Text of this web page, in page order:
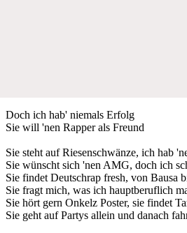
Doch ich hab' niemals Erfolg
Sie will 'nen Rappеr als Freund
Sie steht auf Riesenschwänze, ich hab
Sie wünscht sich 'nen AMG, doch ich
Sie findet Deutschrap fresh, von Bausa
Sie fragt mich, was ich hauptberuflich
Sie hört gern Onkelz Poster, sie findet
Sie geht auf Partys allein und danach